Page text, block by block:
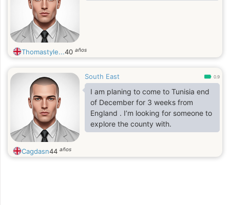
Thomastyle...40 años
South East 0.9
I am planing to come to Tunisia end
of December for 3 weeks from
England . I’m looking for someone to
explore the county with.
Cagdasn44 años